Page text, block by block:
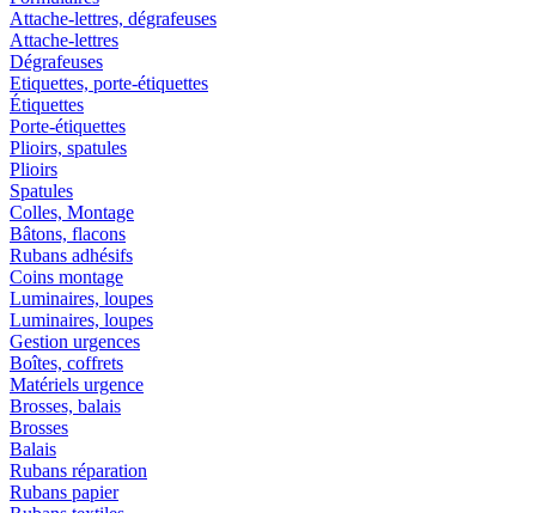
Attache-lettres, dégrafeuses
Attache-lettres
Dégrafeuses
Etiquettes, porte-étiquettes
Étiquettes
Porte-étiquettes
Plioirs, spatules
Plioirs
Spatules
Colles, Montage
Bâtons, flacons
Rubans adhésifs
Coins montage
Luminaires, loupes
Luminaires, loupes
Gestion urgences
Boîtes, coffrets
Matériels urgence
Brosses, balais
Brosses
Balais
Rubans réparation
Rubans papier